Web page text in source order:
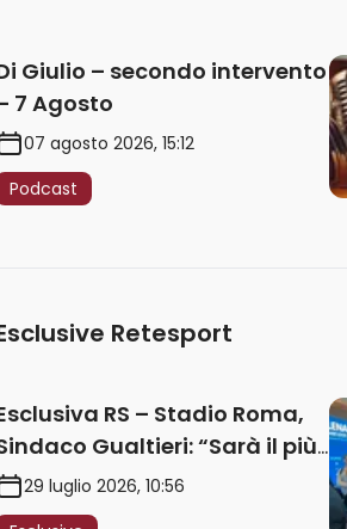
Giulio – secondo intervento
7 Agosto
07 agosto 2026, 15:12
Podcast
Retesport
RS – Stadio Roma,
Gualtieri: “Sarà il più
del mondo. Assoluta
politica. Prima pietra nel
29 luglio 2026, 10:56